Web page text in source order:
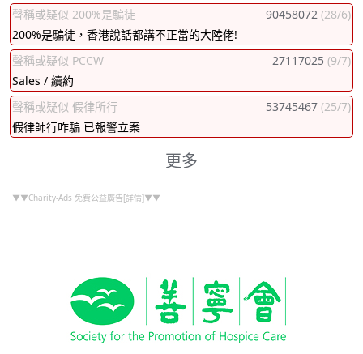
聲稱或疑似 200%是騙徒
90458072 (28/6)
200%是騙徒，香港說話都講不正當的大陸佬!
聲稱或疑似 PCCW
27117025 (9/7)
Sales / 續約
聲稱或疑似 假律所行
53745467 (25/7)
假律師行咋騙 已報警立案
更多
▼▼Charity-Ads 免費公益廣告[詳情]▼▼